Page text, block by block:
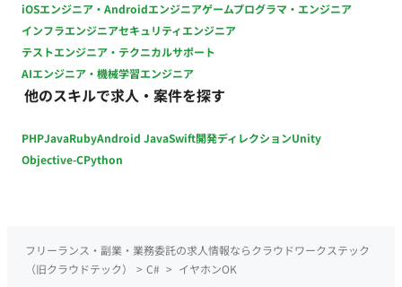
iOSエンジニア・Androidエンジニアゲームプログラマ・エンジニア
インフラエンジニアセキュリティエンジニア
テストエンジニア・テクニカルサポート
AIエンジニア・機械学習エンジニア
他のスキルで求人・案件を探す
PHPJavaRubyAndroid JavaSwift開発ディレクションUnity
Objective-CPython
フリーランス・副業・業務委託の求人情報ならクラウドワークステック
（旧クラウドテック）
> C# > イヤホンOK